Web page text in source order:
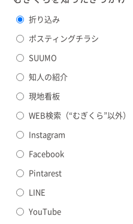
折り込み
ポスティングチラシ
SUUMO
知人の紹介
現地看板
WEB検索（“むぎくら”以外）
Instagram
Facebook
Pintarest
LINE
YouTube